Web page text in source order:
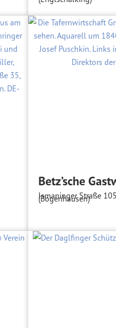
Betz’sche
Ismaninger Straße 105
(Bogenhausen)